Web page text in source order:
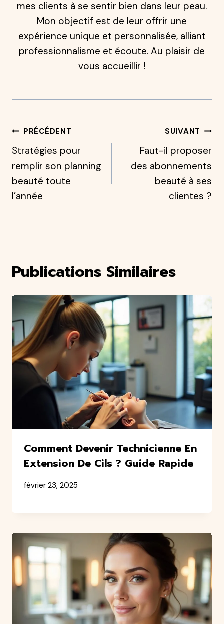
mes clients à se sentir bien dans leur peau.
Mon objectif est de leur offrir une
expérience unique et personnalisée, alliant
professionnalisme et écoute. Au plaisir de
vous accueillir !
Navigation
De
L’article
PRÉCÉDENT
Stratégies pour
remplir son planning
beauté toute
l’année
SUIVANT
Faut-il proposer
des abonnements
beauté à ses
clientes ?
Publications Similaires
Comment Devenir Technicienne En
Extension De Cils ? Guide Rapide
février 23, 2025